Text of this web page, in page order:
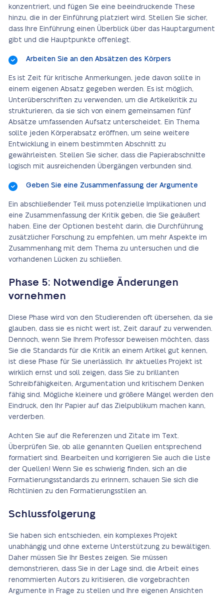
konzentriert, und fügen Sie eine beeindruckende These
hinzu, die in der Einführung platziert wird. Stellen Sie sicher,
dass Ihre Einführung einen Überblick über das Hauptargument
gibt und die Hauptpunkte offenlegt.
Arbeiten Sie an den Absätzen des Körpers
Es ist Zeit für kritische Anmerkungen, jede davon sollte in
einem eigenen Absatz gegeben werden. Es ist möglich,
Unterüberschriften zu verwenden, um die Artikelkritik zu
strukturieren, da sie sich von einem gemeinsamen fünf
Absätze umfassenden Aufsatz unterscheidet. Ein Thema
sollte jeden Körperabsatz eröffnen, um seine weitere
Entwicklung in einem bestimmten Abschnitt zu
gewährleisten. Stellen Sie sicher, dass die Papierabschnitte
logisch mit ausreichenden Übergängen verbunden sind.
Geben Sie eine Zusammenfassung der Argumente
Ein abschließender Teil muss potenzielle Implikationen und
eine Zusammenfassung der Kritik geben, die Sie geäußert
haben. Eine der Optionen besteht darin, die Durchführung
zusätzlicher Forschung zu empfehlen, um mehr Aspekte im
Zusammenhang mit dem Thema zu untersuchen und die
vorhandenen Lücken zu schließen.
Phase 5: Notwendige Änderungen
vornehmen
Diese Phase wird von den Studierenden oft übersehen, da sie
glauben, dass sie es nicht wert ist, Zeit darauf zu verwenden.
Dennoch, wenn Sie Ihrem Professor beweisen möchten, dass
Sie die Standards für die Kritik an einem Artikel gut kennen,
ist diese Phase für Sie unerlässlich. Ihr aktuelles Projekt ist
wirklich ernst und soll zeigen, dass Sie zu brillanten
Schreibfähigkeiten, Argumentation und kritischem Denken
fähig sind. Mögliche kleinere und größere Mängel werden den
Eindruck, den Ihr Papier auf das Zielpublikum machen kann,
verderben.
Achten Sie auf die Referenzen und Zitate im Text.
Überprüfen Sie, ob alle genannten Quellen entsprechend
formatiert sind. Bearbeiten und korrigieren Sie auch die Liste
der Quellen! Wenn Sie es schwierig finden, sich an die
Formatierungsstandards zu erinnern, schauen Sie sich die
Richtlinien zu den Formatierungsstilen an.
Schlussfolgerung
Sie haben sich entschieden, ein komplexes Projekt
unabhängig und ohne externe Unterstützung zu bewältigen.
Daher müssen Sie Ihr Bestes zeigen. Sie müssen
demonstrieren, dass Sie in der Lage sind, die Arbeit eines
renommierten Autors zu kritisieren, die vorgebrachten
Argumente in Frage zu stellen und Ihre eigenen Ansichten